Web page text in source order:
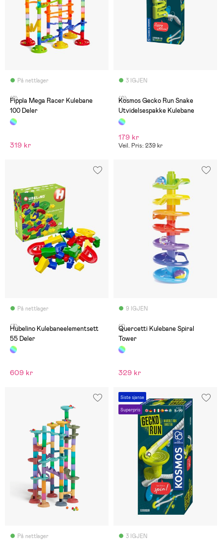
På nettlager
(2)
Fippla Mega Racer Kulebane
100 Deler
319 kr
3 IGJEN
(0)
Kosmos Gecko Run Snake
Utvidelsespakke Kulebane
179 kr
Veil. Pris: 239 kr
På nettlager
(3)
Hubelino Kulebaneelementsett
55 Deler
609 kr
9 IGJEN
(1)
Quercetti Kulebane Spiral
Tower
329 kr
På nettlager
Siste sjanse
Superpris
3 IGJEN